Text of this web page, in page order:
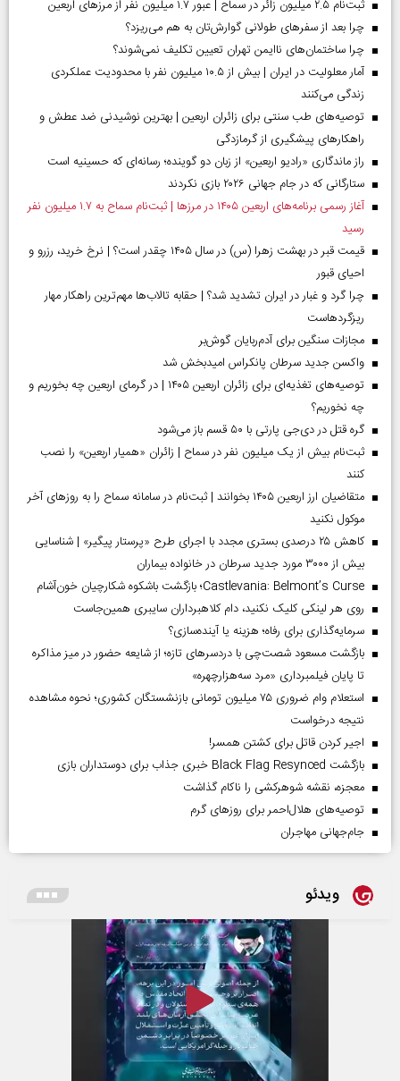
ثبت‌نام ۲.۵ میلیون زائر در سماح | عبور ۱.۷ میلیون نفر از مرز‌های اربعین
چرا بعد از سفرهای طولانی گوارش‌تان به هم می‌ریزد؟
چرا ساختمان‌های ناایمن تهران تعیین تکلیف نمی‌شوند؟
آمار معلولیت در ایران | بیش از ۱۰.۵ میلیون نفر با محدودیت عملکردی
زندگی می‌کنند
توصیه‌های طب سنتی برای زائران اربعین | بهترین نوشیدنی ضد عطش و
راهکارهای پیشگیری از گرمازدگی
راز ماندگاری «رادیو اربعین» از زبان دو گوینده؛ رسانه‌ای که حسینیه است
ستارگانی که در جام جهانی ۲۰۲۶ بازی نکردند
آغاز رسمی برنامه‌های اربعین ۱۴۰۵ در مرز‌ها | ثبت‌نام سماح به ۱.۷ میلیون نفر
رسید
قیمت قبر در بهشت زهرا (س) در سال ۱۴۰۵ چقدر است؟ | نرخ خرید، رزرو و
احیای قبور
چرا گرد و غبار در ایران تشدید شد؟ | حقابه تالاب‌ها مهم‌ترین راهکار مهار
ریزگردهاست
مجازات سنگین برای آدم‌ربایان گوش‌بر
واکسن جدید سرطان پانکراس امیدبخش شد
توصیه‌های تغذیه‌ای برای زائران اربعین ۱۴۰۵ | در گرمای اربعین چه بخوریم و
چه نخوریم؟
گره قتل در دی‌جی پارتی با ۵۰ قسم باز می‌شود
ثبت‌نام بیش از یک میلیون نفر در سماح | زائران «همیار اربعین» را نصب
کنند
متقاضیان ارز اربعین ۱۴۰۵ بخوانند | ثبت‌نام در سامانه سماح را به روز‌های آخر
موکول نکنید
کاهش ۲۵ درصدی بستری مجدد با اجرای طرح «پرستار پیگیر» | شناسایی
بیش از ۳۰۰۰ مورد جدید سرطان در خانواده بیماران
Castlevania: Belmont’s Curse؛ بازگشت باشکوه شکارچیان خون‌آشام
روی هر لینکی کلیک نکنید، دام کلاهبرداران سایبری همین‌جاست
سرمایه‌گذاری برای رفاه؛ هزینه یا آینده‌سازی؟
بازگشت مسعود شصت‌چی با دردسر‌های تازه؛ از شایعه حضور در میز مذاکره
تا پایان فیلمبرداری «مرد سه‌هزارچهره»
استعلام وام ضروری ۷۵ میلیون تومانی بازنشستگان کشوری؛ نحوه مشاهده
نتیجه درخواست
اجیر کردن قاتل برای کشتن همسر!
بازگشت Black Flag Resynced خبری جذاب برای دوستداران بازی
معجزه، نقشه شوهرکشی را ناکام گذاشت
توصیه‌های هلال‌احمر برای روز‌های گرم
جام‌جهانی مهاجران
ویدئو